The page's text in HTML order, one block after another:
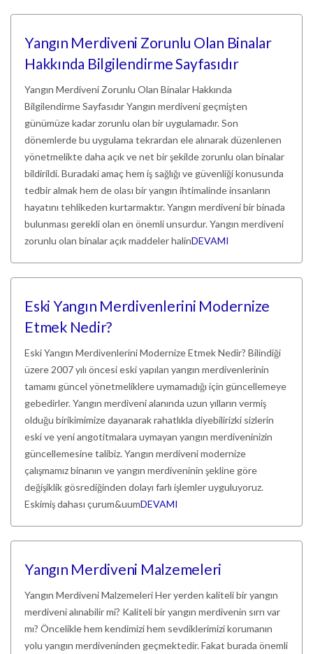
Yangın Merdiveni Zorunlu Olan Binalar
Hakkında Bilgilendirme Sayfasıdır
Yangın Merdiveni Zorunlu Olan Binalar Hakkında
Bilgilendirme Sayfasıdır Yangın merdiveni geçmişten
günümüze kadar zorunlu olan bir uygulamadır. Son
dönemlerde bu uygulama tekrardan ele alınarak düzenlenen
yönetmelikte daha açık ve net bir şekilde zorunlu olan binalar
bildirildi. Buradaki amaç hem iş sağlığı ve güvenliği konusunda
tedbir almak hem de olası bir yangın ihtimalinde insanların
hayatını tehlikeden kurtarmaktır. Yangın merdiveni bir binada
bulunması gerekli olan en önemli unsurdur. Yangın merdiveni
zorunlu olan binalar açık maddeler halinDEVAMI
Eski Yangın Merdivenlerini Modernize
Etmek Nedir?
Eski Yangın Merdivenlerini Modernize Etmek Nedir? Bilindiği
üzere 2007 yılı öncesi eski yapılan yangın merdivenlerinin
tamamı güncel yönetmeliklere uymamadığı için güncellemeye
gebedirler. Yangın merdiveni alanında uzun yılların vermiş
olduğu birikimimize dayanarak rahatlıkla diyebilirizki sizlerin
eski ve yeni angotitmalara uymayan yangın merdiveninizin
güncellemesine talibiz. Yangın merdiveni modernize
çalışmamız binanın ve yangın merdiveninin şekline göre
değişiklik gösrediğinden dolayı farlı işlemler uyguluyoruz.
Eskimiş dahası çurum&uumDEVAMI
Yangın Merdiveni Malzemeleri
Yangın Merdiveni Malzemeleri Her yerden kaliteli bir yangın
merdiveni alınabilir mi? Kaliteli bir yangın merdivenin sırrı var
mı? Öncelikle hem kendimizi hem sevdiklerimizi korumanın
yolu yangın merdiveninden geçmektedir. Fakat burada önemli